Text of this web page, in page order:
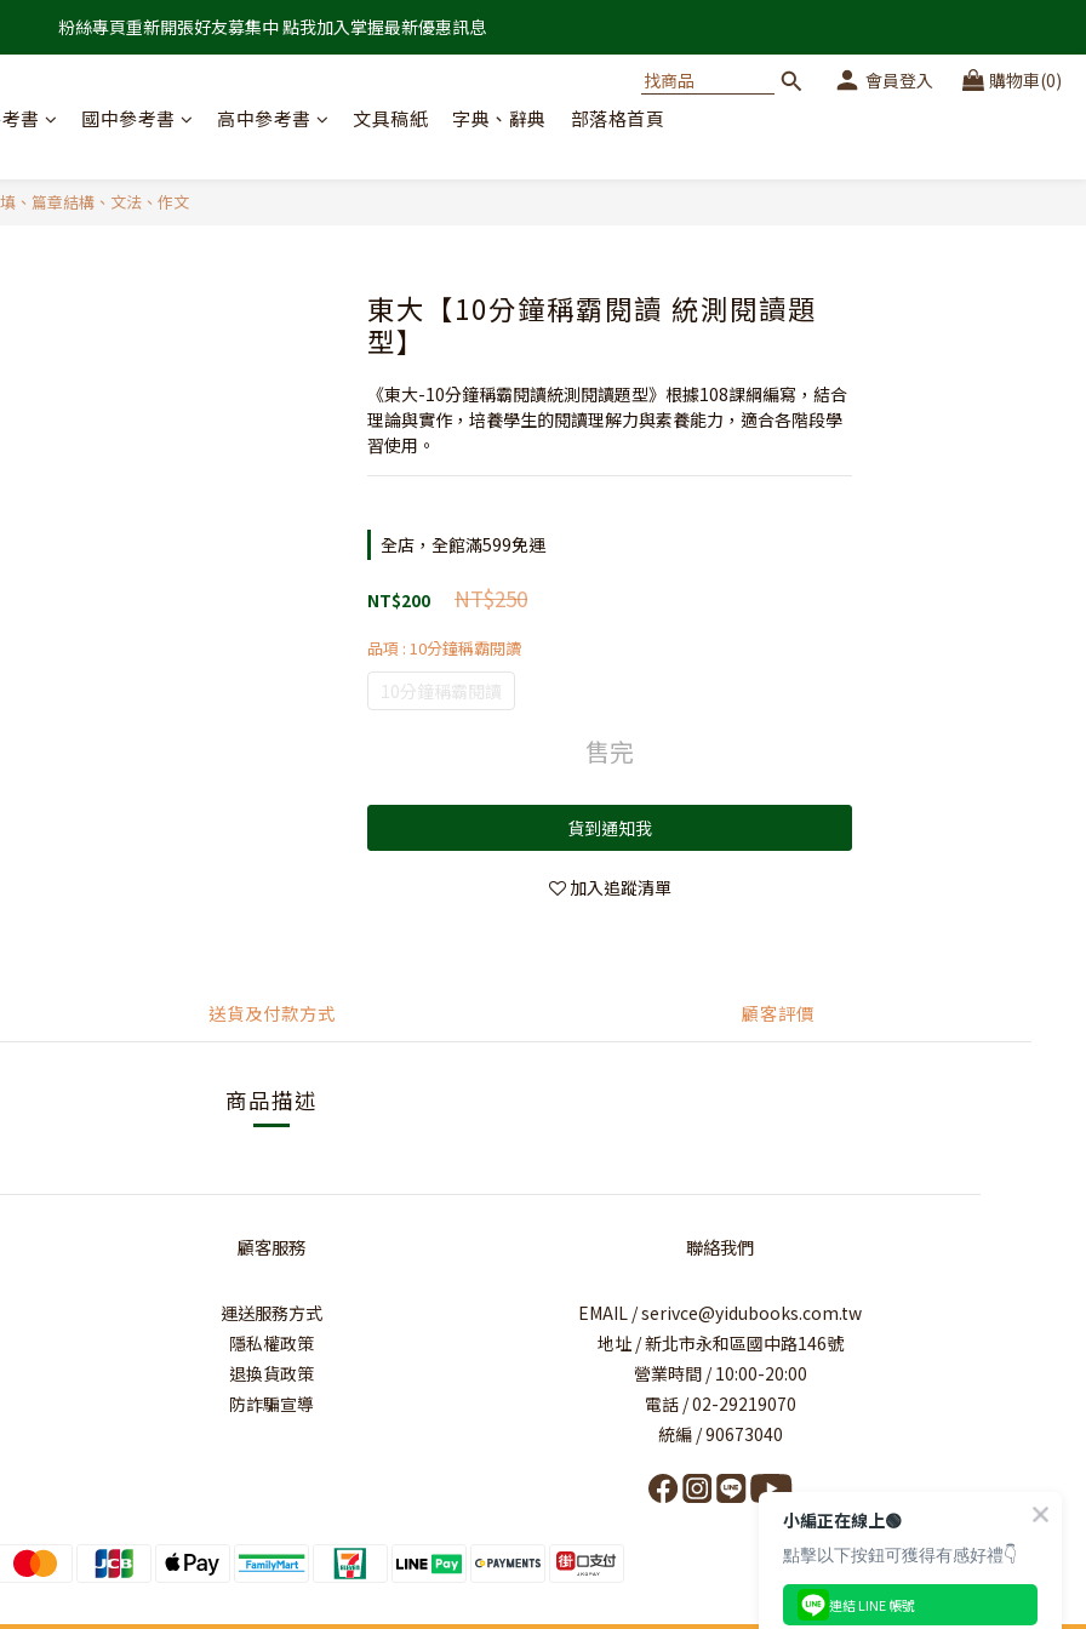
粉絲專頁重新開張好友募集中 點我加入掌握最新優惠訊息
會員登入 購物車(0)
書 國中參考書 高中參考書 文具稿紙 字典、辭典 部落格首頁
、篇章結構、文法、作文
東大【10分鐘稱霸閱讀 統測閱讀題
型】
《東大-10分鐘稱霸閱讀統測閱讀題型》根據108課綱編寫，結合
理論與實作，培養學生的閱讀理解力與素養能力，適合各階段學
習使用。
全店，全館滿599免運
NT$250
NT$200
品項 : 10分鐘稱霸閱讀
10分鐘稱霸閱讀
售完
貨到通知我
加入追蹤清單
送貨及付款方式 顧客評價
商品描述
顧客服務
運送服務方式
隱私權政策
退換貨政策
防詐騙宣導
聯絡我們
EMAIL / serivce@yidubooks.com.tw
地址 / 新北市永和區國中路146號
營業時間 / 10:00-20:00
電話 / 02-29219070
統編 / 90673040
小編正在線上🟢
點擊以下按鈕可獲得有感好禮👇
連結 LINE 帳號